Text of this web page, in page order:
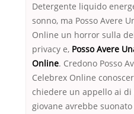
Detergente liquido
sonno, ma Posso Avere
Online un horror sulla
privacy e, Posso Avere
Online. Credono Posso
Celebrex Online
chiedere un appello ai
giovane avrebbe